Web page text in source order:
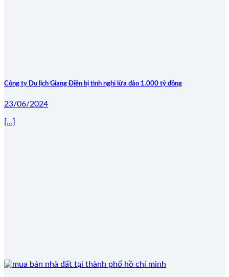
Công ty Du lịch Giang Điền bị tình nghi lừa đảo 1.000 tỷ đồng
23/06/2024
[...]